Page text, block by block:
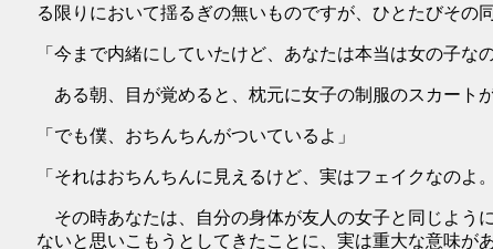
る限りにおいて揺るぎの無いものですが、ひとたびその
「今まで内緒にしていたけど、あなたは本当は女の子
ある朝、目が覚めると、枕元に女子の制服のスカート
「でも僕、おちんちんがついているよ」
「それはおちんちんに見えるけど、実はフェイクなのよ
その時あなたは、自分の身体が友人の女子と同じよう
ないと思いこもうとしてきたことに、実は重大な意味が